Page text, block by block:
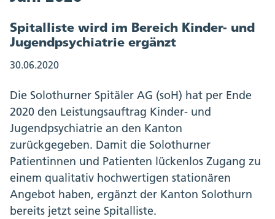
Spitalliste wird im Bereich Kinder- und
Jugendpsychiatrie ergänzt
30.06.2020
Die Solothurner Spitäler AG (soH) hat per Ende
2020 den Leistungsauftrag Kinder- und
Jugendpsychiatrie an den Kanton
zurückgegeben. Damit die Solothurner
Patientinnen und Patienten lückenlos Zugang zu
einem qualitativ hochwertigen stationären
Angebot haben, ergänzt der Kanton Solothurn
bereits jetzt seine Spitalliste.